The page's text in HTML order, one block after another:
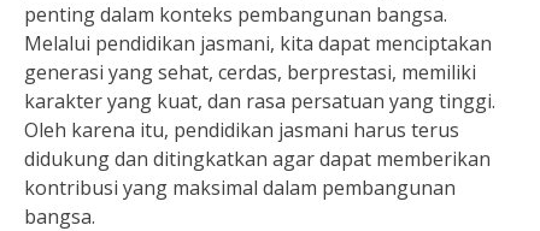
penting dalam konteks pembangunan bangsa.
Melalui pendidikan jasmani, kita dapat menciptakan
generasi yang sehat, cerdas, berprestasi, memiliki
karakter yang kuat, dan rasa persatuan yang tinggi.
Oleh karena itu, pendidikan jasmani harus terus
didukung dan ditingkatkan agar dapat memberikan
kontribusi yang maksimal dalam pembangunan
bangsa.